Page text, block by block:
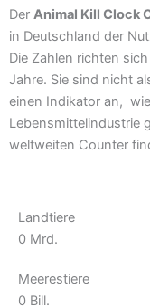
Der Animal Kill Clock
in Deutschland der
Die Zahlen richten
Jahre. Sie sind nicht
einen Indikator an,
Lebensmittelindustrie
weltweiten Counter
Landtiere
0 Mrd.
Meerestiere
0 Bill.